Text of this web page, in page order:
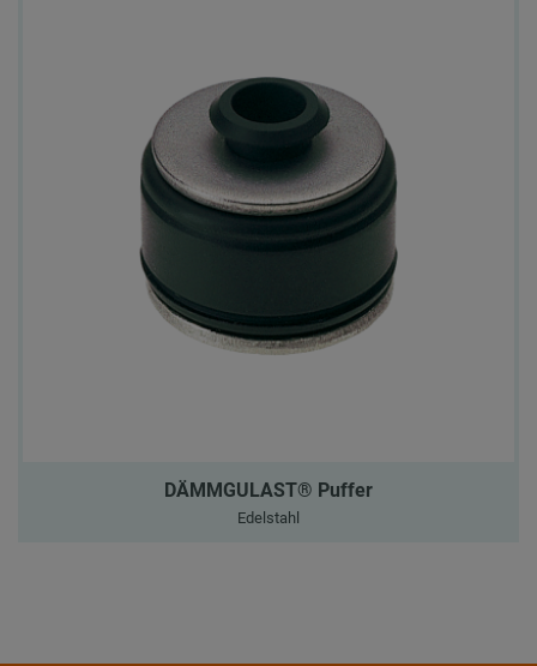
DÄMMGULAST® Puffer
Edelstahl